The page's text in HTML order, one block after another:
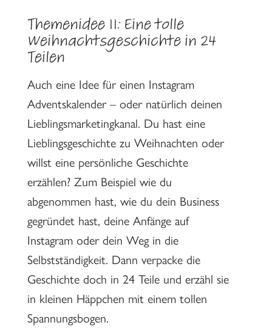
Themenidee 11: Eine tolle
Weihnachtsgeschichte in 24
Teilen
Auch eine Idee für einen Instagram
Adventskalender – oder natürlich deinen
Lieblingsmarketingkanal. Du hast eine
Lieblingsgeschichte zu Weihnachten oder
willst eine persönliche Geschichte
erzählen? Zum Beispiel wie du
abgenommen hast, wie du dein Business
gegründet hast, deine Anfänge auf
Instagram oder dein Weg in die
Selbstständigkeit. Dann verpacke die
Geschichte doch in 24 Teile und erzähl sie
in kleinen Häppchen mit einem tollen
Spannungsbogen.